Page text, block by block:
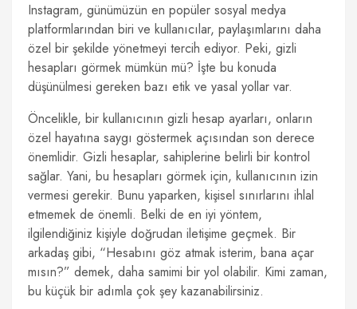
Instagram, günümüzün en popüler sosyal medya
platformlarından biri ve kullanıcılar, paylaşımlarını daha
özel bir şekilde yönetmeyi tercih ediyor. Peki, gizli
hesapları görmek mümkün mü? İşte bu konuda
düşünülmesi gereken bazı etik ve yasal yollar var.
Öncelikle, bir kullanıcının gizli hesap ayarları, onların
özel hayatına saygı göstermek açısından son derece
önemlidir. Gizli hesaplar, sahiplerine belirli bir kontrol
sağlar. Yani, bu hesapları görmek için, kullanıcının izin
vermesi gerekir. Bunu yaparken, kişisel sınırlarını ihlal
etmemek de önemli. Belki de en iyi yöntem,
ilgilendiğiniz kişiyle doğrudan iletişime geçmek. Bir
arkadaş gibi, “Hesabını göz atmak isterim, bana açar
mısın?” demek, daha samimi bir yol olabilir. Kimi zaman,
bu küçük bir adımla çok şey kazanabilirsiniz.